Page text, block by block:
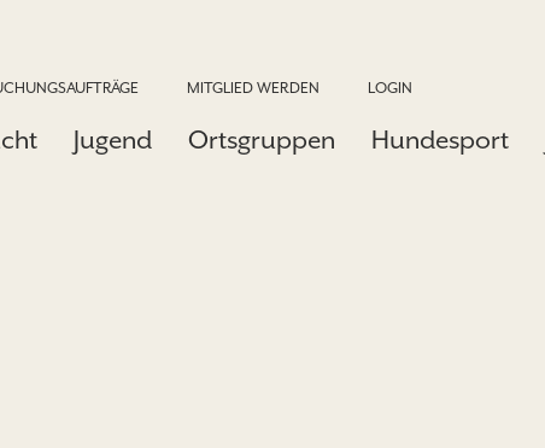
MITGLIED WERDEN LOGIN
Jugend Ortsgruppen Hundesport